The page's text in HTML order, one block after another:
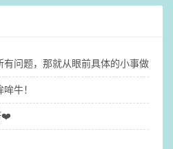
问题，那就​从眼前具体的小事做起吧
牛！
❤️